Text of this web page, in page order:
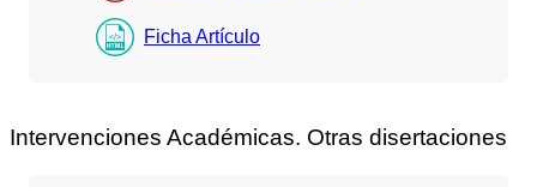
Ficha Artículo
Intervenciones Académicas. Otras disertaciones